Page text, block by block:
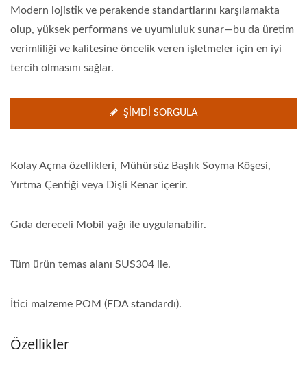
Modern lojistik ve perakende standartlarını karşılamakta
olup, yüksek performans ve uyumluluk sunar—bu da üretim
verimliliği ve kalitesine öncelik veren işletmeler için en iyi
tercih olmasını sağlar.
ŞIMDI SORGULA
Kolay Açma özellikleri, Mühürsüz Başlık Soyma Köşesi,
Yırtma Çentiği veya Dişli Kenar içerir.
Gıda dereceli Mobil yağı ile uygulanabilir.
Tüm ürün temas alanı SUS304 ile.
İtici malzeme POM (FDA standardı).
Özellikler